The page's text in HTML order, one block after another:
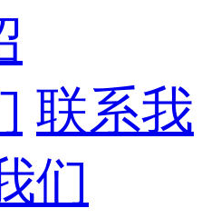
联系我
们